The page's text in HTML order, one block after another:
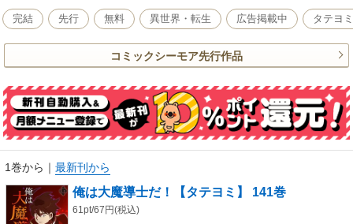
憶を持ったソンフンのパワハラ魔法が始まる！
完結 先行 無料 異世界・転生 広告掲載中 タテヨミ
コミックシーモア先行作品
1巻から ｜ 最新刊から
俺は大魔導士だ！【タテヨミ】 141巻
61pt/67円(税込)